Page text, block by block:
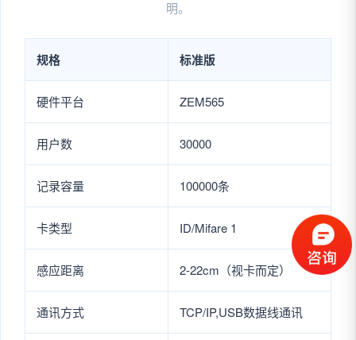
明。
规格 标准版
硬件平台 ZEM565
用户数 30000
记录容量 100000条
卡类型 ID/Mifare 1
感应距离 2-22cm（视卡而定）
通讯方式 TCP/IP,USB数据线通讯